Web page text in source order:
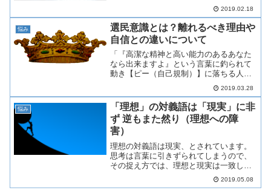
めば、簡単に解決出来るものです。今回
の記事では、頭部に氣が溜まる弊害と原
因、解決方法について書い...
2019.02.18
悩み
選民意識とは？離れるべき理由や
自信との違いについて
「『高潔な精神と高い能力のあるあなた
なら出来ますよ』という言葉に釣られて
動き【ピー（自己規制）】に落ちる人間
について考えて記事を書け」というお題
が今朝、第７チャクラに降りてきまし
た。選民意識を持つ人間は騙されやす
い、という事の強い形での具体...
2019.03.28
悩み
「理想」の対義語は「現実」に非
ず 逆もまた然り（理想への障
害）
理想の対義語は現実、とされています。
思考は言葉に引きずられてしまうので、
その捉え方では、理想と現実は一致しな
い事が前提になってしまいます。今回の
記事では、私たち元氣楽塾の理想、現実
2019.05.08